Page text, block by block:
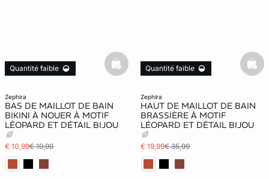
zephira
BAS DE MAILLOT DE BAIN
BIKINI À NOUER À MOTIF
LÉOPARD ET DÉTAIL BIJOU
€ 10,99€ 19,99
Quantité faible basketfull
zephira
HAUT DE MAILLOT DE BAIN
BRASSIÈRE À MOTIF
LÉOPARD ET DÉTAIL BIJOU
€ 19,99€ 35,99
Quantité faible